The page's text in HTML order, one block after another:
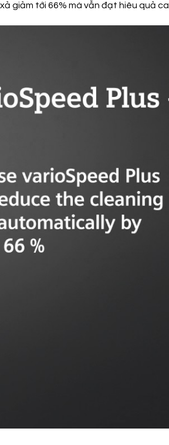
giảm tới 66% mà vẫn đạt hiêu quả